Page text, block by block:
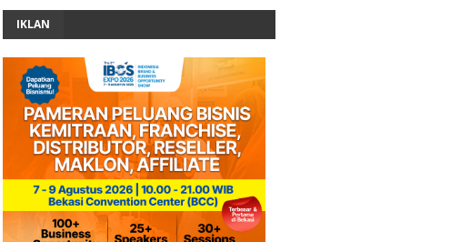
IKLAN